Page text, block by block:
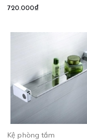
720.000₫
Kệ phòng tắm